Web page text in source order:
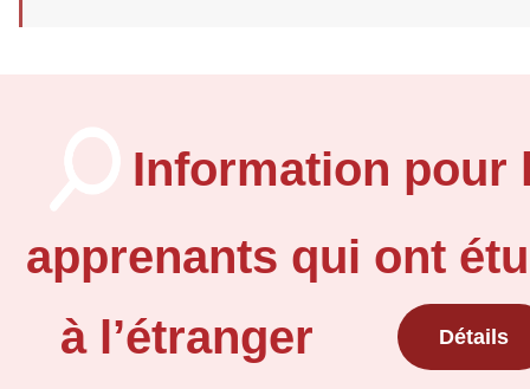
Information pour
apprenants qui ont
à l’étranger
Détails